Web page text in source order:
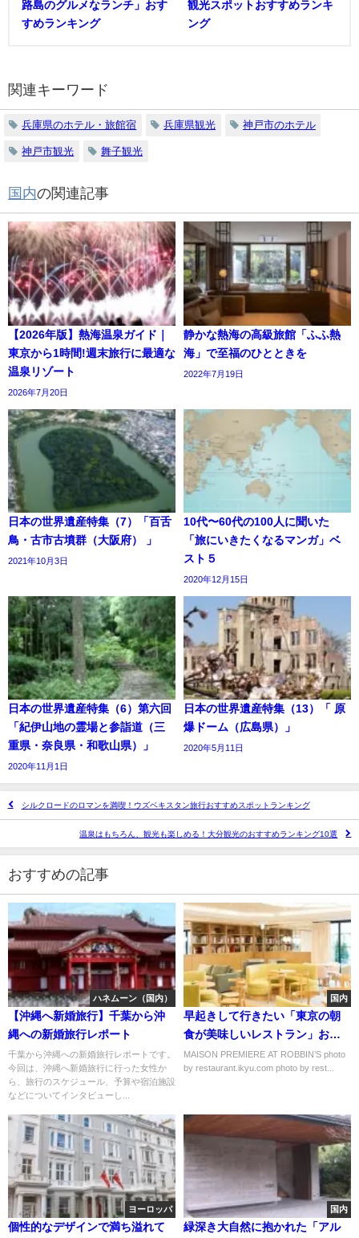
路島のグルメなランチ」おす
すめランキング
観光スポットおすすめランキ
ング
関連キーワード
兵庫県のホテル・旅館宿 兵庫県観光 神戸市のホテル
神戸市観光 舞子観光
国内の関連記事
【2026年版】熱海温泉ガイド｜
東京から1時間!週末旅行に最適な
温泉リゾート
2026年7月20日
静かな熱海の高級旅館「ふふ熱
海」で至福のひとときを
2022年7月19日
日本の世界遺産特集（7）「百舌
鳥・古市古墳群（大阪府） 」
2021年10月3日
10代〜60代の100人に聞いた
「旅にいきたくなるマンガ」ベ
スト５
2020年12月15日
日本の世界遺産特集（6）第六回
「紀伊山地の霊場と参詣道（三
重県・奈良県・和歌山県）」
2020年11月1日
日本の世界遺産特集（13）「 原
爆ドーム（広島県）」
2020年5月11日
シルクロードのロマンを満喫！ウズベキスタン旅行おすすめスポットランキング
温泉はもちろん、観光も楽しめる！大分観光のおすすめランキング10選
おすすめの記事
ハネムーン（国内）
【沖縄へ新婚旅行】千葉から沖
縄への新婚旅行レポート
千葉から沖縄への新婚旅行レポートです。
今回は、沖縄へ新婚旅行に行った女性か
ら、旅行のスケジュール、予算や宿泊施設
などについてインタビューし...
国内
早起きして行きたい「東京の朝
食が美味しいレストラン」おす
すめ５選
MAISON PREMIERE AT ROBBIN’S photo
by restaurant.ikyu.com photo by rest...
ヨーロッパ
個性的なデザインで満ち溢れて
国内
緑深き大自然に抱かれた「アル